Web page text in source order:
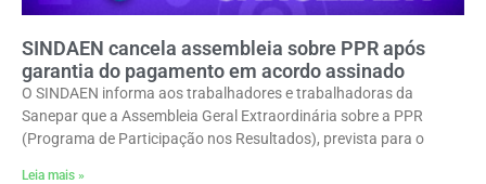
SINDAEN cancela assembleia sobre PPR após
garantia do pagamento em acordo assinado
O SINDAEN informa aos trabalhadores e trabalhadoras da
Sanepar que a Assembleia Geral Extraordinária sobre a PPR
(Programa de Participação nos Resultados), prevista para o
Leia mais »